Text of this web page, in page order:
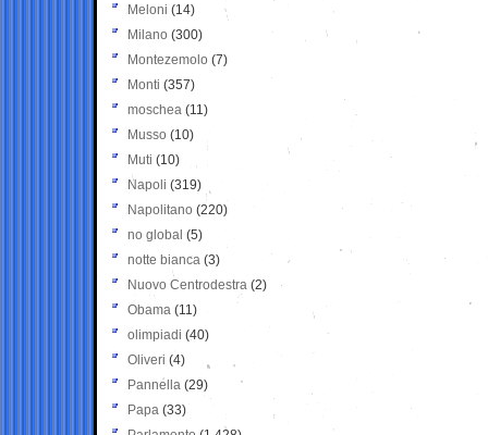
Meloni (14)
Milano (300)
Montezemolo (7)
Monti (357)
moschea (11)
Musso (10)
Muti (10)
Napoli (319)
Napolitano (220)
no global (5)
notte bianca (3)
Nuovo Centrodestra (2)
Obama (11)
olimpiadi (40)
Oliveri (4)
Pannella (29)
Papa (33)